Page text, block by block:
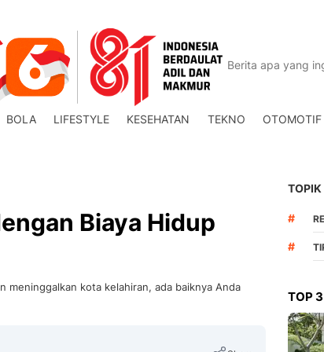
BOLA LIFESTYLE KESEHATAN TEKNO OTOMOTIF
Biaya Hidup
meninggalkan kota kelahiran, ada baiknya Anda
TOPIK
#
#
TOP